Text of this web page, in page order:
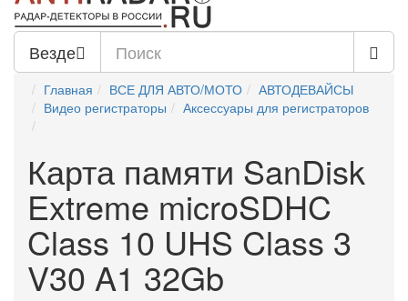
Везде
Главная ВСЕ ДЛЯ АВТО/МОТО
АВТОДЕВАЙСЫ
Видео регистраторы
Аксессуары для регистраторов
Карта памяти SanDisk
Extreme microSDHC
Class 10 UHS Class 3
V30 A1 32Gb